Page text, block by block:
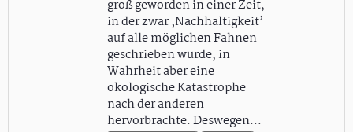
groß geworden in einer Zeit,
in der zwar ‚Nachhaltigkeit’
auf alle möglichen Fahnen
geschrieben wurde, in
Wahrheit aber eine
ökologische Katastrophe
nach der anderen
hervorbrachte. Deswegen…